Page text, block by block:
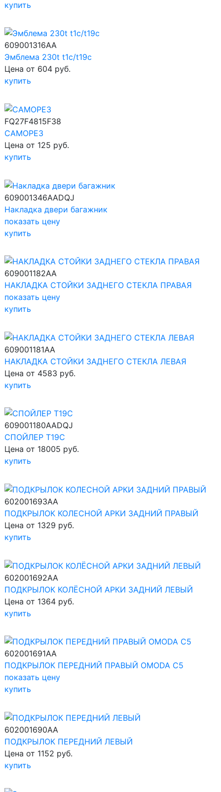
купить
609001316AA
Эмблема 230t t1c/t19c
Цена от 604 руб.
купить
FQ27F4815F38
САМОРЕЗ
Цена от 125 руб.
купить
609001346AADQJ
Накладка двери багажник
показать цену
купить
609001182AA
НАКЛАДКА СТОЙКИ ЗАДНЕГО СТЕКЛА ПРАВАЯ
показать цену
купить
609001181AA
НАКЛАДКА СТОЙКИ ЗАДНЕГО СТЕКЛА ЛЕВАЯ
Цена от 4583 руб.
купить
609001180AADQJ
СПОЙЛЕР T19C
Цена от 18005 руб.
купить
602001693AA
ПОДКРЫЛОК КОЛЕСНОЙ АРКИ ЗАДНИЙ ПРАВЫЙ
Цена от 1329 руб.
купить
602001692AA
ПОДКРЫЛОК КОЛЁСНОЙ АРКИ ЗАДНИЙ ЛЕВЫЙ
Цена от 1364 руб.
купить
602001691AA
ПОДКРЫЛОК ПЕРЕДНИЙ ПРАВЫЙ OMODA C5
показать цену
купить
602001690AA
ПОДКРЫЛОК ПЕРЕДНИЙ ЛЕВЫЙ
Цена от 1152 руб.
купить